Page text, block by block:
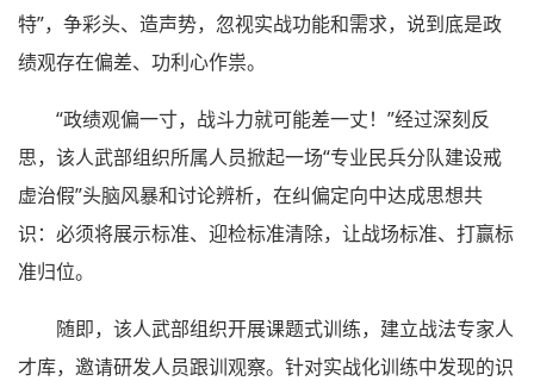
特”，争彩头、造声势，忽视实战功能和需求，说到底是政
绩观存在偏差、功利心作祟。
“政绩观偏一寸，战斗力就可能差一丈！”经过深刻反
思，该人武部组织所属人员掀起一场“专业民兵分队建设戒
虚治假”头脑风暴和讨论辨析，在纠偏定向中达成思想共
识：必须将展示标准、迎检标准清除，让战场标准、打赢标
准归位。
随即，该人武部组织开展课题式训练，建立战法专家人
才库，邀请研发人员跟训观察。针对实战化训练中发现的识